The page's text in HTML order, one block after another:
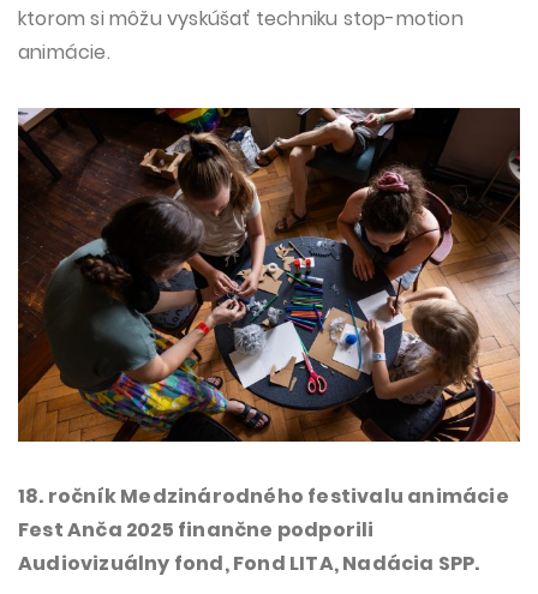
ktorom si môžu vyskúšať techniku stop-motion
animácie.
18. ročník Medzinárodného festivalu animácie
Fest Anča 2025 finančne podporili
Audiovizuálny fond, Fond LITA, Nadácia SPP.